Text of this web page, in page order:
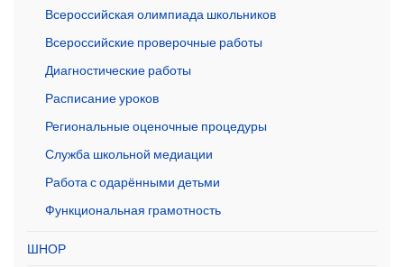
Всероссийская олимпиада школьников
Всероссийские проверочные работы
Диагностические работы
Расписание уроков
Региональные оценочные процедуры
Служба школьной медиации
Работа с одарёнными детьми
Функциональная грамотность
ШНОР